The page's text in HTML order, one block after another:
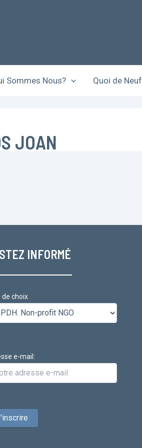
Sommes Nous? Quoi de Neuf
JOAN
INFORMÉ
de choix
e-mail: